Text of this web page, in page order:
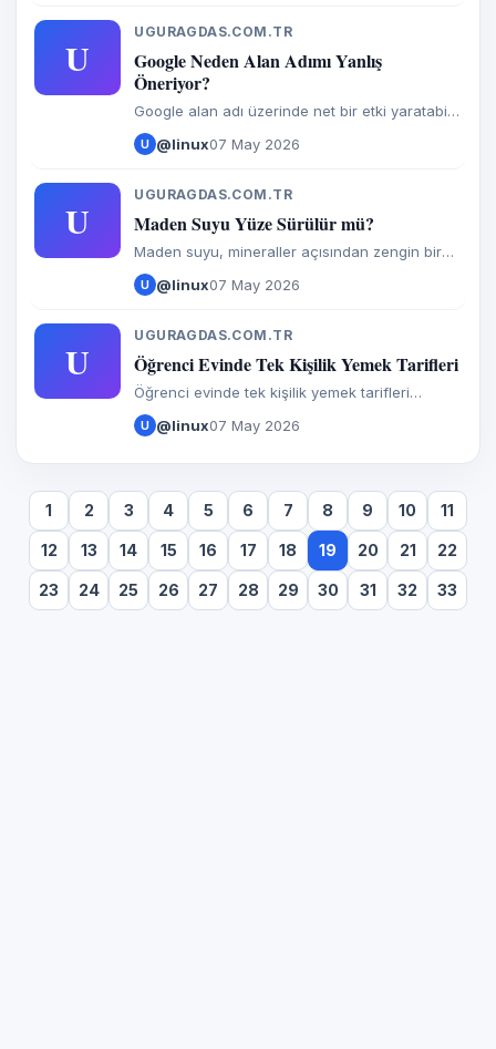
U
UGURAGDAS.COM.TR
Google Neden Alan Adımı Yanlış
Öneriyor?
Google alan adı üzerinde net bir etki yaratabilir
ve zaman zaman bunu mu demek istediniz gibi
otomatik önerilere yol açabilir.
U @linux07 May 2026
U
UGURAGDAS.COM.TR
Maden Suyu Yüze Sürülür mü?
Maden suyu, mineraller açısından zengin bir
içecek olmasının yanı sıra cilt bakımında da
çeşitli faydalar sunabilir. Maden suyu yüze
U @linux07 May 2026
U
UGURAGDAS.COM.TR
Öğrenci Evinde Tek Kişilik Yemek Tarifleri
Öğrenci evinde tek kişilik yemek tarifleri
arayışı, her yıl binlerce üniversite öğrencisinin
en çok yaptığı aramalardan biri. Yurt veya evde
U @linux07 May 2026
1 2 3 4 5 6 7 8 9 10 11
12 13 14 15 16 17 18 19 20 21 22
23 24 25 26 27 28 29 30 31 32 33